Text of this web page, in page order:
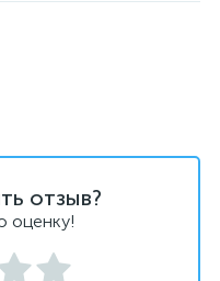
отзыв?
оценку!